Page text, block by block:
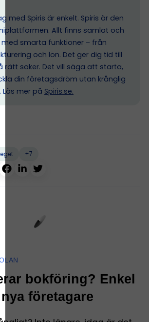
med Spiris är enkelt. Spiris är den
Allt finns samlat och
smarta funktioner – från
och lön. Det ger dig tid till
rätt saker. Det vill säga att starta,
din företagsdröm utan krånglig
mer på Spiris.se.
+7
bokföring? Enkel
företagare